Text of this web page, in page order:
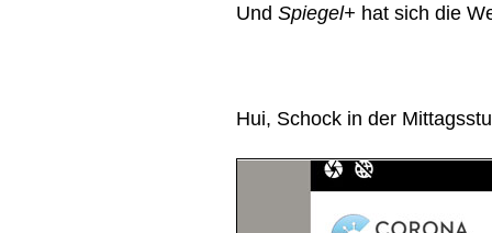
Und Spiegel+ hat sich die
Hui, Schock in der